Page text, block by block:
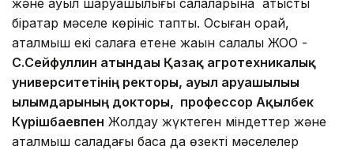
бірқатар мәселе көрініс тапты. Осыған орай,
аталмыш екі салаға етене жақын салалық ЖОО -
С.Сейфуллин атындағы Қазақ агротехникалық
университетінің ректоры, ауыл аруашылығы
ғылымдарының докторы, профессор Ақылбек
Күрішбаевпен Жолдау жүктеген міндеттер және
аталмыш саладағы басқа да өзекті мәселелер